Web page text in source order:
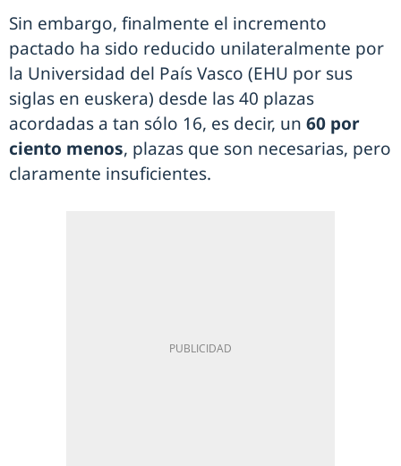
Sin embargo, finalmente el incremento
pactado ha sido reducido unilateralmente por
la Universidad del País Vasco (EHU por sus
siglas en euskera) desde las 40 plazas
acordadas a tan sólo 16, es decir, un 60 por
ciento menos, plazas que son necesarias, pero
claramente insuficientes.